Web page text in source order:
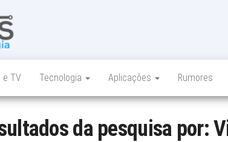
num só lugar
e TV Tecnologia Aplicações Rumores
da pesquisa por: